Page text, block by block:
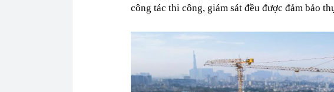
công tác thi công, giám sát đều được đảm bảo